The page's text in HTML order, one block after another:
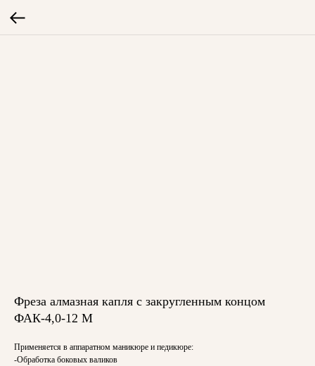
Фреза алмазная капля с закругленным концом
ФАК-4,0-12 М
Применяется в аппаратном маникюре и педикюре:
-Обработка боковых валиков